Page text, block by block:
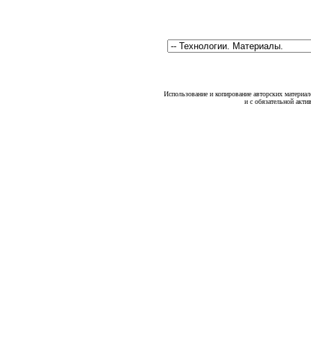
Использование и копирование авторских
и с обязательной